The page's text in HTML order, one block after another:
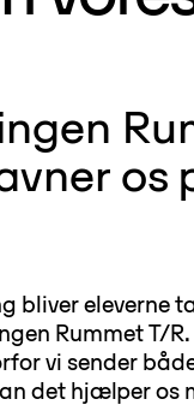
os
bliver eleverne
Rummet T/
vi sender
det hjælper os